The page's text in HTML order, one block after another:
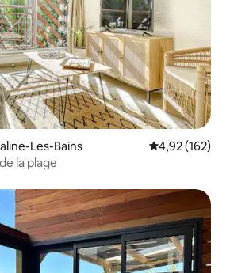
Les-Bains Évaluation
4,92 (162)
la plage